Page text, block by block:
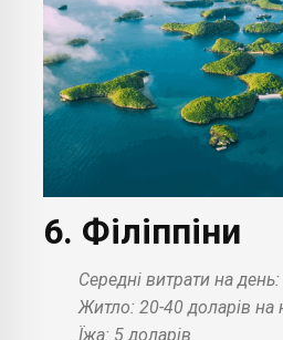
6. Філіппіни
Середні витрати на
Житло: 20-40 доларів на
Їжа: 5 доларів